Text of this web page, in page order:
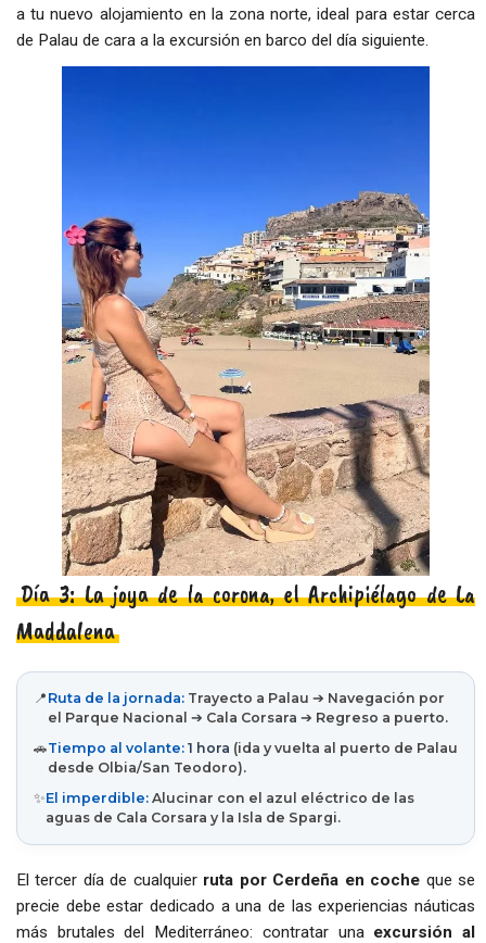
a tu nuevo alojamiento en la zona norte, ideal para estar cerca
de Palau de cara a la excursión en barco del día siguiente.
Día 3: La joya de la corona, el Archipiélago de La
Maddalena
📍 Ruta de la jornada: Trayecto a Palau ➔ Navegación por
el Parque Nacional ➔ Cala Corsara ➔ Regreso a puerto.
🚗Tiempo al volante: 1 hora (ida y vuelta al puerto de Palau
desde Olbia/San Teodoro).
✨El imperdible: Alucinar con el azul eléctrico de las
aguas de Cala Corsara y la Isla de Spargi.
El tercer día de cualquier ruta por Cerdeña en coche que se
precie debe estar dedicado a una de las experiencias náuticas
más brutales del Mediterráneo: contratar una excursión al